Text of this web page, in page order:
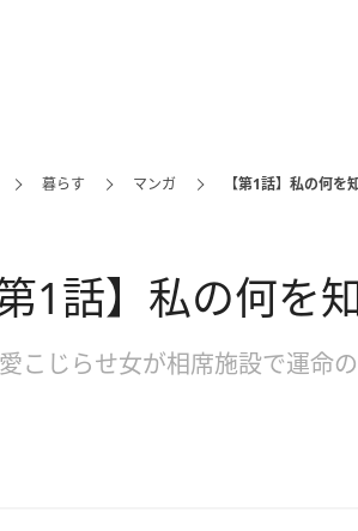
暮らす マンガ 【第1話】私の何を
第1話】私の何を
こじらせ女が相席施設で運命